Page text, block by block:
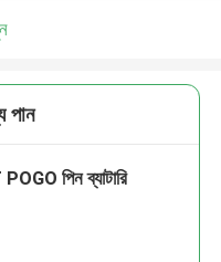
পান
পিন ব্যাটারি